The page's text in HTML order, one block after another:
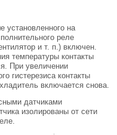
установленного на
реле
и т. п.) включен.
температуры контакты
При увеличении
гистерезиса контакты
включается снова.
датчиками
изолированы от сети